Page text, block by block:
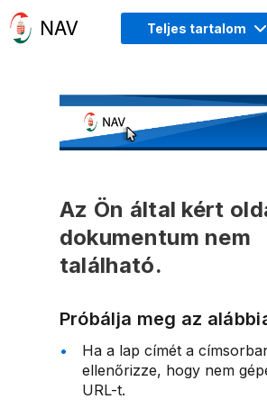
Teljes tartalom
Az Ön által kért
dokumentum nem
található.
Próbálja meg az
Ha a lap címét a
ellenőrizze, hogy nem
URL-t.